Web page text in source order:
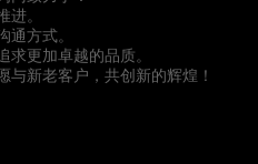
进。
通方式。
求更加卓越的品质。
与新老客户，共创新的辉煌！